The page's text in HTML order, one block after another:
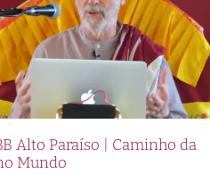
Alto Paraíso | Caminho da
Mundo